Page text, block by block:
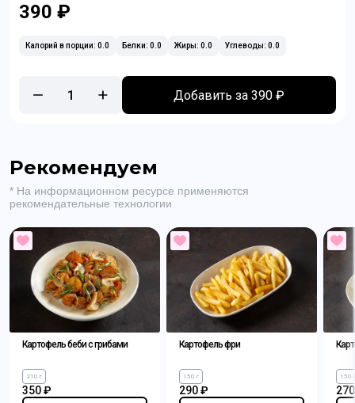
390 ₽
Калорий в порции: 0.0 Белки: 0.0 Жиры: 0.0 Углеводы: 0.0
1 Добавить за 390 ₽
Рекомендуем
* На информационном ресурсе применяются
рекомендательные технологии
Картофель беби с грибами
210 г
350 ₽
Картофель фри
150 г
290 ₽
150 г